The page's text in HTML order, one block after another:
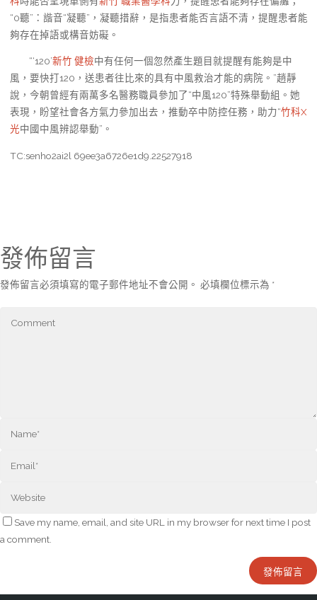
“0聽”：諧音“凝聽”，凝聽措辭，是指患者能否言語不清，提醒患者能
夠存在掉語或構音妨礙。
“‘120’新竹 健檢中有任何一個忽然產生題目就提醒有能夠是中
風，要快打120，送患者往比來的具有中風救治才能的病院。”趙靜
說，今朝曾經有兩萬多名醫務職員參加了“中風120”特殊舉動組。她
表現，盼望社會各方氣力參加出去，推動卒中防控任務，助力“竹科X
光中國中風辨認舉動”。
TC:senho2ai2l 69ee3a6726e1d9.22527918
發佈留言
發佈留言必須填寫的電子郵件地址不會公開。 必填欄位標示為 *
Save my name, email, and site URL in my browser for next time I post
a comment.